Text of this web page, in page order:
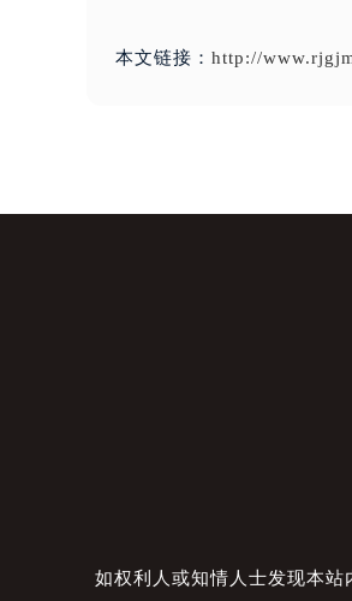
本文链接： http://
如权利人或知情人士发现本